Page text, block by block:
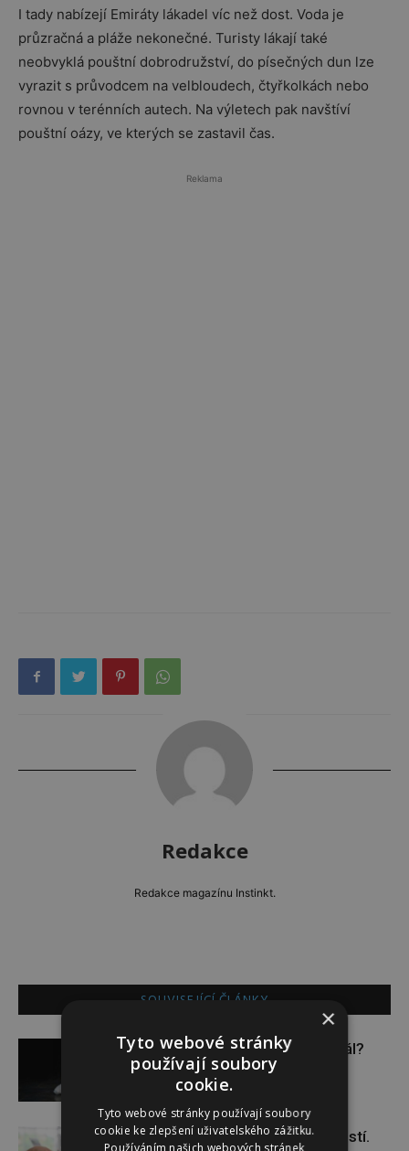
I tady nabízejí Emiráty lákadel víc než dost. Voda je
průzračná a pláže nekonečné. Turisty lákají také
neobvyklá pouštní dobrodružství, do písečných dun lze
vyrazit s průvodcem na velbloudech, čtyřkolkách nebo
rovnou v terénních autech. Na výletech pak navštíví
pouštní oázy, ve kterých se zastavil čas.
Reklama
Redakce
Redakce magazínu Instinkt.
SOUVISEJÍCÍ ČLÁNKY
Budou se vraždit malé děti dál?
Těhotenství není samozřejmostí.
×
Tyto webové stránky
používají soubory
cookie.
Tyto webové stránky používají soubory
cookie ke zlepšení uživatelského zážitku.
Používáním našich webových stránek